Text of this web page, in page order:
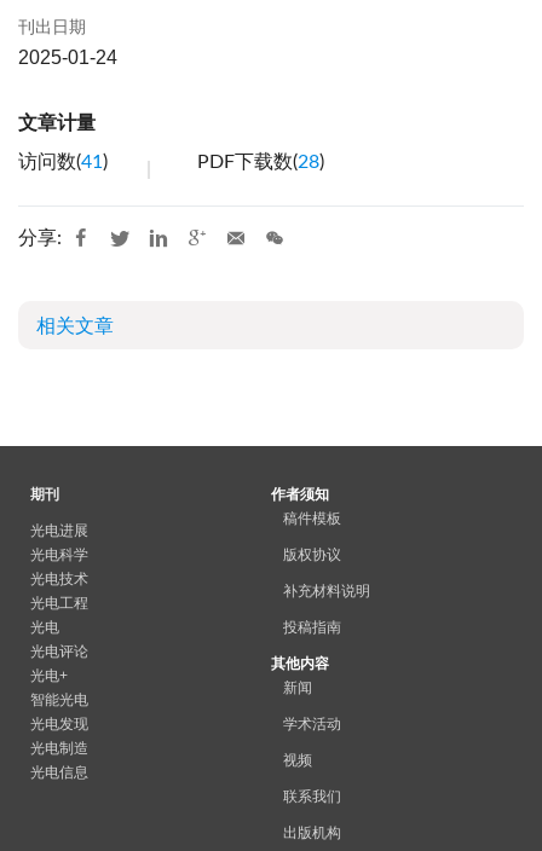
刊出日期
2025-01-24
文章计量
访问数(41 ) PDF下载数(28)
分享:
相关文章
期刊
光电进展
光电科学
光电技术
光电工程
光电
光电评论
光电+
智能光电
光电发现
光电制造
光电信息
作者须知
稿件模板
版权协议
补充材料说明
投稿指南
其他内容
新闻
学术活动
视频
联系我们
出版机构